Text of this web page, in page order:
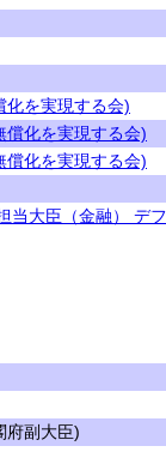
化を実現する会)
償化を実現する会)
償化を実現する会)
当大臣（金融） デ
府副大臣)